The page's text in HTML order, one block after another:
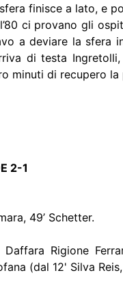
finisce a lato, e
ci provano gli
a deviare la sfera in
di testa
minuti di recupero
2-1
49’ Schetter.
Daffara Rigione
(dal 12' Silva